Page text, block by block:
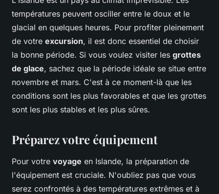
températures peuvent osciller entre le doux et le
glacial en quelques heures. Pour profiter pleinement
de votre excursion, il est donc essentiel de choisir
la bonne période. Si vous voulez visiter les grottes
de glace, sachez que la période idéale se situe entre
novembre et mars. C'est à ce moment-là que les
conditions sont les plus favorables et que les grottes
sont les plus stables et les plus sûres.
Préparez votre équipement
Pour votre voyage en Islande, la préparation de
l'équipement est cruciale. N'oubliez pas que vous
serez confrontés à des températures extrêmes et à